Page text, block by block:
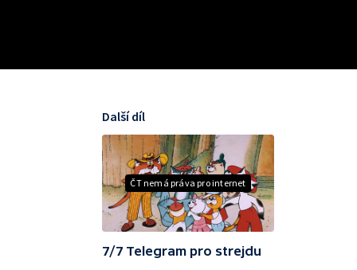
ČT nemá práva pro internet
Další díl
7/7 Telegram pro strejdu